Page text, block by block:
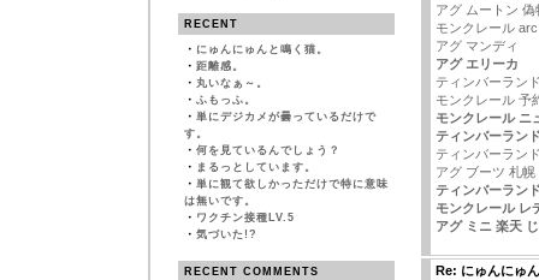
RECENT
・ にゅんにゅんと鳴く猫。
・ 距離感。
・ 丸いなぁ～。
・ ふもっふ。
・ 単にデジカメが曇っているだけで
す。
・ 何を見ているんでしょう？
・ まるっとしています。
・ 単に観て欲しかっただけで特に意味
は無いです。
・ ワクチン接種LV.5
・ 気づいた!?
RECENT COMMENTS
アグ ムートン 偽
モンクレール arc
アグ マンディ
アグ エリーカ
ティンバーラン
モンクレール 予
モンクレール ニ
ティンバーラン
ティンバーラン
アグ ブーツ 札幌
ティンバーラン
モンクレール レ
アグ ミニ 楽天 じ
Re: にゅんにゅ